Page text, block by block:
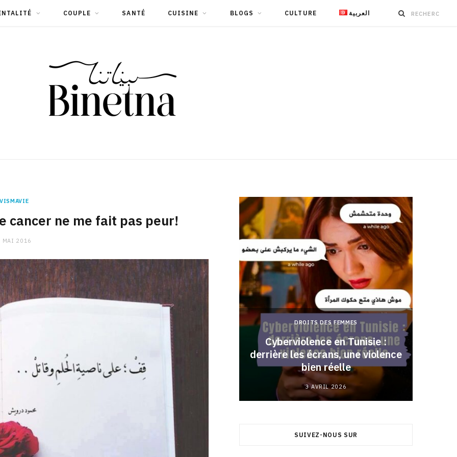
COUPLE SANTÉ CUISINE BLOGS CULTURE العربية
cancer ne me fait pas peur!
MAI 2016
CHARGE MENTALE
Stress après le travail :
comment relâcher la pression
9 JANVIER 2026
DROITS DES FEMMES
Cyberviolence en Tunisie :
derrière les écrans, une violence
bien réelle
3 AVRIL 2026
SUIVEZ-NOUS SUR